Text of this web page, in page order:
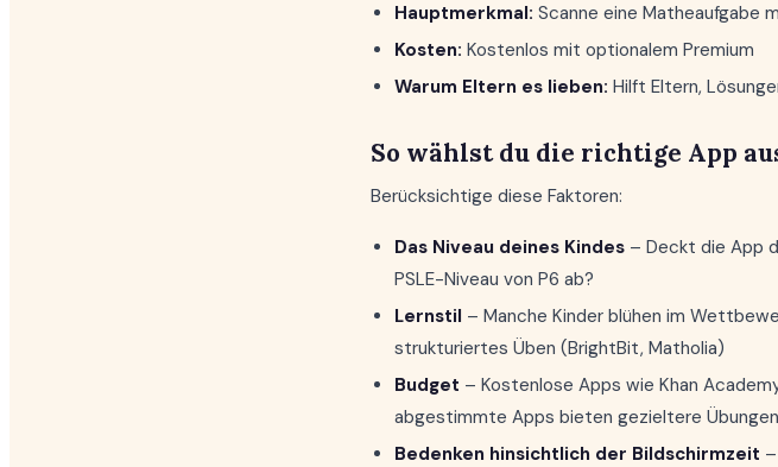
Hauptmerkmal: Scanne eine Matheaufgabe
Kosten: Kostenlos mit optionalem Premium
Warum Eltern es lieben: Hilft Eltern,
So wählst du die richtige App
Berücksichtige diese Faktoren:
Das Niveau deines Kindes – Deckt die App
PSLE-Niveau von P6 ab?
Lernstil – Manche Kinder blühen im
strukturiertes Üben (BrightBit, Matholia)
Budget – Kostenlose Apps wie Khan
abgestimmte Apps bieten gezieltere Übungen
Bedenken hinsichtlich der Bildschirmzeit